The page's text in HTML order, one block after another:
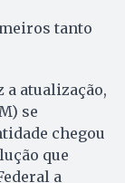
tanto
a atualização,
se
chegou
que
a